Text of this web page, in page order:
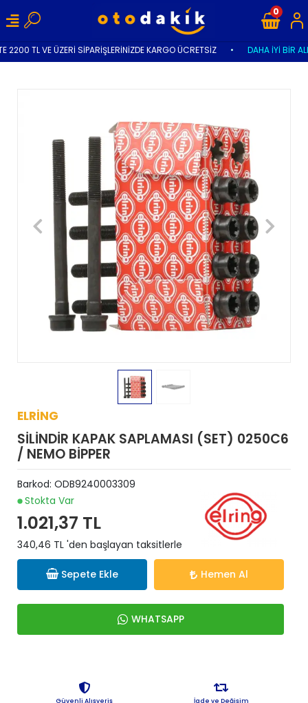
2200 TL VE ÜZERİ SİPARİŞLERİNİZDE KARGO ÜCRETSİZ DAHA İYİ BİR
0
ELRİNG
SİLİNDİR KAPAK SAPLAMASI (SET) 0250C6
/ NEMO BİPPER
Barkod: ODB9240003309
Stokta Var
1.021,37 TL
340,46 TL 'den başlayan taksitlerle
Sepete Ekle Hemen Al
WHATSAPP
Güvenli Alışveriş İade ve Değişim